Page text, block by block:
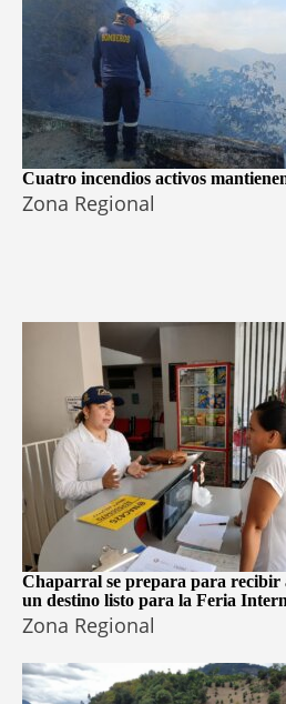
Cuatro incendios activos
Zona Regional
Chaparral se prepara para recibir
un destino listo para la Feria
Zona Regional